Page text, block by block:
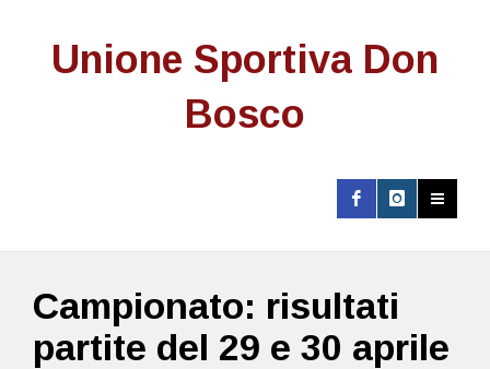
Unione Sportiva Don
Bosco
Campionato: risultati
partite del 29 e 30 aprile